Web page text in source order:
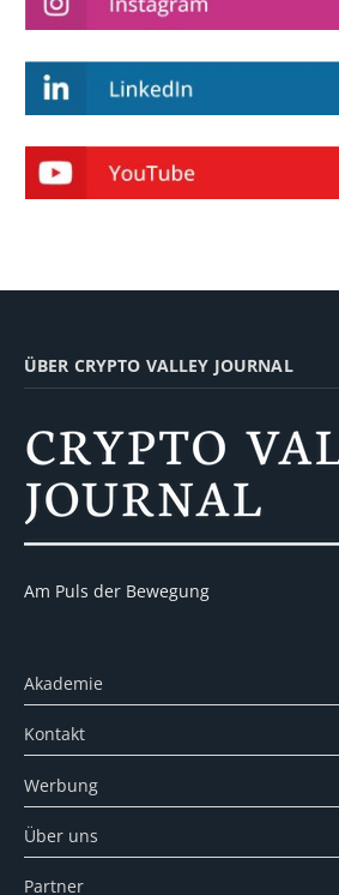
ÜBER CRYPTO VALLEY JOURNAL
Am Puls der Bewegung
Akademie
Kontakt
Werbung
Über uns
Partner